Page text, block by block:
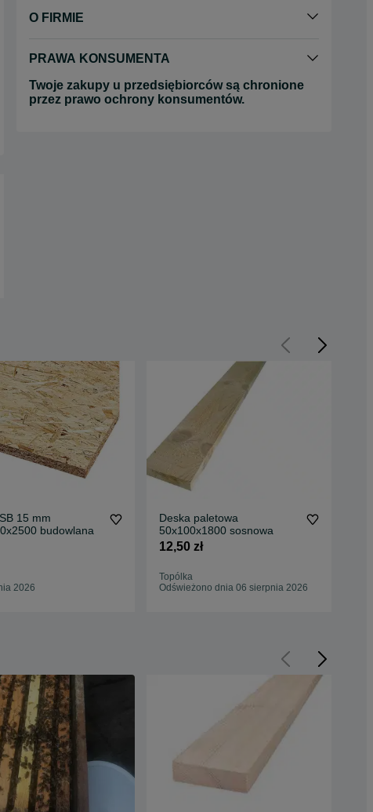
O FIRMIE
PRAWA KONSUMENTA
Twoje zakupy u przedsiębiorców są chronione
przez prawo ochrony konsumentów.
15 mm
budowlana
2026
Deska paletowa
50x100x1800 sosnowa
12,50 zł
Topólka
Odświeżono dnia 06 sierpnia 2026